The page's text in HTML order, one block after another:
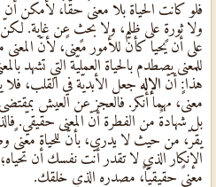
فلو كانت الحياة بلا معنىً حقّاً، لأمكن
ولا ثورةٍ على ظلم، ولا بحثٍ عن غاية.
على أن يحيا كأنّ للأمور معنىً، لأنّ
للمعنى يصطدم بالحياة العمليّة التي تشهد
هذا: أنّ الإلهجعل الأبديّة في القلب، فلا
معنىً، مهما أنكر. فالعجز عن العيش
بل شهادةٌ من الفطرة أنّ المعنى حقيقيّ.
يقرّ، من حيث لا يدري، بأنّ للحياة
الإنكار الذي لا تقدر أنت نفسك أن
معنىً حقيقيّاً، مصدره الذي خلقك.